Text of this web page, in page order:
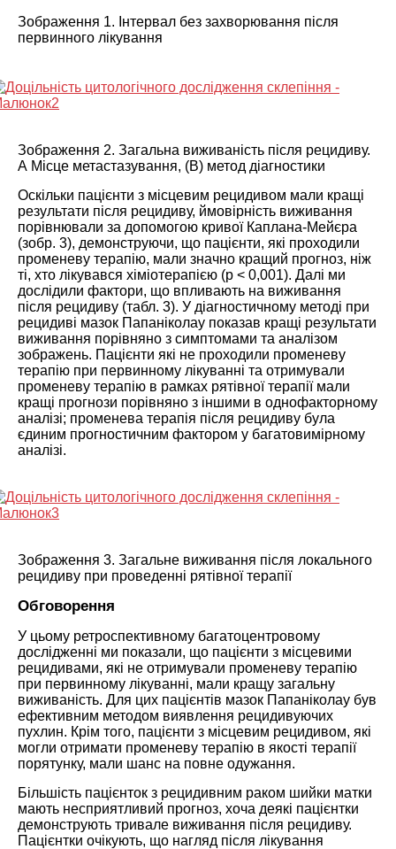
Зображення 1. Інтервал без захворювання після
первинного лікування
Зображення 2. Загальна виживаність після рецидиву.
А Місце метастазування, (B) метод діагностики
Оскільки пацієнти з місцевим рецидивом мали кращі
результати після рецидиву, ймовірність виживання
порівнювали за допомогою кривої Каплана-Мейєра
(зобр. 3), демонструючи, що пацієнти, які проходили
променеву терапію, мали значно кращий прогноз, ніж
ті, хто лікувався хіміотерапією (p < 0,001). Далі ми
дослідили фактори, що впливають на виживання
після рецидиву (табл. 3). У діагностичному методі при
рецидиві мазок Папаніколау показав кращі результати
виживання порівняно з симптомами та аналізом
зображень. Пацієнти які не проходили променеву
терапію при первинному лікуванні та отримували
променеву терапію в рамках рятівної терапії мали
кращі прогнози порівняно з іншими в однофакторному
аналізі; променева терапія після рецидиву була
єдиним прогностичним фактором у багатовимірному
аналізі.
Зображення 3. Загальне виживання після локального
рецидиву при проведенні рятівної терапії
Обговорення
У цьому ретроспективному багатоцентровому
дослідженні ми показали, що пацієнти з місцевими
рецидивами, які не отримували променеву терапію
при первинному лікуванні, мали кращу загальну
виживаність. Для цих пацієнтів мазок Папаніколау був
ефективним методом виявлення рецидивуючих
пухлин. Крім того, пацієнти з місцевим рецидивом, які
могли отримати променеву терапію в якості терапії
порятунку, мали шанс на повне одужання.
Більшість пацієнток з рецидивним раком шийки матки
мають несприятливий прогноз, хоча деякі пацієнтки
демонструють тривале виживання після рецидиву.
Пацієнтки очікують, що нагляд після лікування